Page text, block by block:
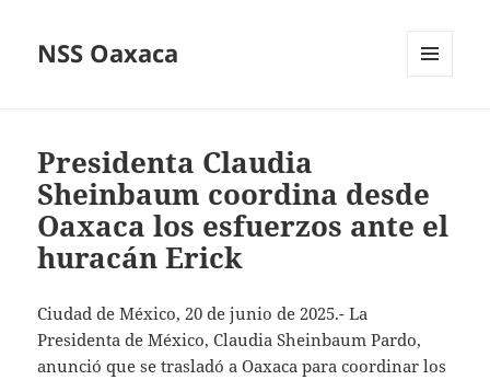
NSS Oaxaca
Presidenta Claudia
Sheinbaum coordina desde
Oaxaca los esfuerzos ante el
huracán Erick
Ciudad de México, 20 de junio de 2025.- La
Presidenta de México, Claudia Sheinbaum Pardo,
anunció que se trasladó a Oaxaca para coordinar los